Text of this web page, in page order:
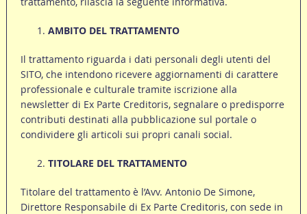
AMBITO DEL TRATTAMENTO
Il trattamento riguarda i dati personali degli utenti del
SITO, che intendono ricevere aggiornamenti di carattere
professionale e culturale tramite iscrizione alla
newsletter di Ex Parte Creditoris, segnalare o predisporre
contributi destinati alla pubblicazione sul portale o
condividere gli articoli sui propri canali social.
TITOLARE DEL TRATTAMENTO
Titolare del trattamento è l’Avv. Antonio De Simone,
Direttore Responsabile di Ex Parte Creditoris, con sede in